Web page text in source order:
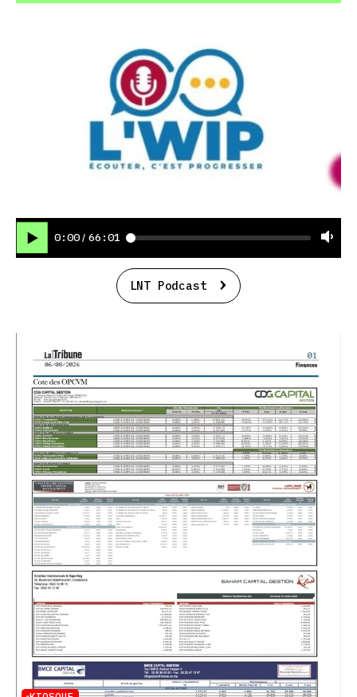
0:00 / 66:01
LNT Podcast